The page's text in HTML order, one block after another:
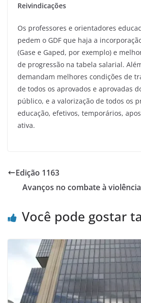
Reivindicações
Os professores e orientadores
pedem o GDF que haja a
(Gase e Gaped, por exemplo) e
de progressão na tabela salarial.
demandam melhores condições de
de todos os aprovados e aprovadas
público, e a valorização de todos os
educação, efetivos, temporários,
ativa.
Edição 1163
Avanços no combate à
Você pode gostar